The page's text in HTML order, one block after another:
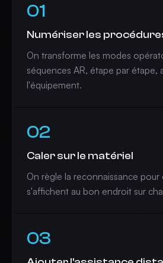
01
Numériser les
On transforme les modes
séquences AR, étape par étape,
l'équipement.
02
Caler sur le matériel
On règle la reconnaissance pour
s'affichent au bon endroit sur
03